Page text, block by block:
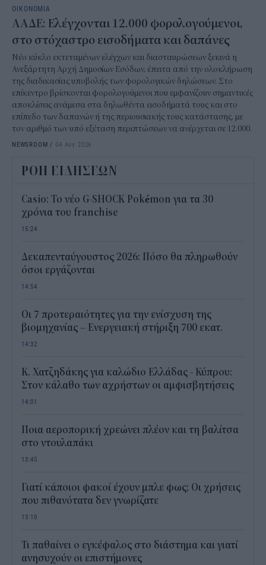
ΟΙΚΟΝΟΜΙΑ
ΑΑΔΕ: Ελέγχονται 12.000 φορολογούμενοι,
στο στόχαστρο εισοδήματα και δαπάνες
Νέο κύκλο εκτεταμένων ελέγχων και διασταυρώσεων ξεκινά η
Ανεξάρτητη Αρχή Δημοσίων Εσόδων, έπειτα από την ολοκλήρωση
της διαδικασίας υποβολής των φορολογικών δηλώσεων. Στο
επίκεντρο βρίσκονται φορολογούμενοι που εμφανίζουν σημαντικές
αποκλίσεις ανάμεσα στα δηλωθέντα εισοδήματά τους και στο
επίπεδο των δαπανών ή της περιουσιακής τους κατάστασης, με
τον αριθμό των υπό εξέταση περιπτώσεων να ανέρχεται σε 12.000.
NEWSROOM / 04 Αυγ 2026
ΡΟΗ ΕΙΔΗΣΕΩΝ
Casio: Το νέο G-SHOCK Pokémon για τα 30
χρόνια του franchise
15:24
Δεκαπενταύγουστος 2026: Πόσο θα πληρωθούν
όσοι εργάζονται
14:54
Οι 7 προτεραιότητες για την ενίσχυση της
βιομηχανίας – Ενεργειακή στήριξη 700 εκατ.
14:32
Κ. Χατζηδάκης για καλώδιο Ελλάδας - Κύπρου:
Στον κάλαθο των αχρήστων οι αμφισβητήσεις
14:01
Ποια αεροπορική χρεώνει πλέον και τη βαλίτσα
στο ντουλαπάκι
13:45
Γιατί κάποιοι φακοί έχουν μπλε φως; Οι χρήσεις
που πιθανότατα δεν γνωρίζατε
13:10
Τι παθαίνει ο εγκέφαλος στο διάστημα και γιατί
ανησυχούν οι επιστήμονες